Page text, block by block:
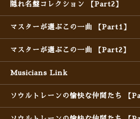
隠れ名盤コレクション 【Part2】
マスターが選ぶこの一曲 【Part1】
マスターが選ぶこの一曲 【Part2】
Musicians Link
ソウルトレーンの愉快な仲間たち 【